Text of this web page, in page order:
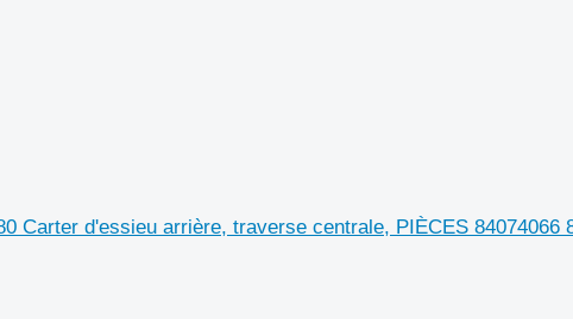
Carter d'essieu arrière, traverse centrale, PIÈCES 84074066